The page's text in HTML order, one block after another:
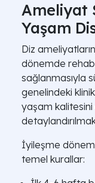
Ameliyat
Yaşam
Diz
dönemde
sağlanmasıyla
genelindeki
yaşam
İyileşme
temel kurallar: